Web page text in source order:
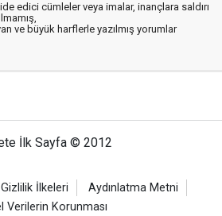
edici cümleler veya imalar, inançlara saldırı
ve büyük harflerle yazılmış yorumlar
İlk Sayfa © 2012
Gizlilik İlkeleri
Aydınlatma Metni
Verilerin Korunması